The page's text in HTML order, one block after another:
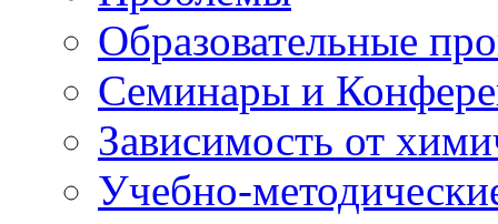
Образовательные
Семинары и
Зависимость от
Учебно-